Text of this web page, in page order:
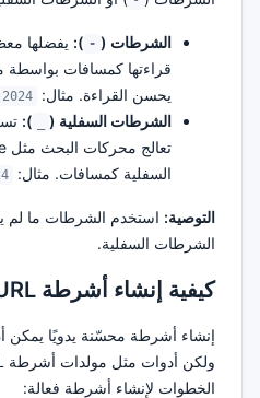
الشرطات ( -
):
قراءتها كمسافات بواسطة
يحسن القراءة. مثال:
الشرطات السفلية (
):
السفلية كمسافات. مثال:
التوصية: استخدم الشرطات ما لم
الشرطات السفلية.
كيفية إنشاء أشرطة URL صديقة لـ SEO
إنشاء أشرطة محسّنة يدويًا يمكن
الخطوات لإنشاء أشرطة فعالة: